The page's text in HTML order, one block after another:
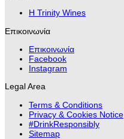
H Trinity Wines
Επικοινωνία
Επικοινωνία
Facebook
Instagram
Legal Area
Terms & Conditions
Privacy & Cookies Notice
#DrinkResponsibly
Sitemap